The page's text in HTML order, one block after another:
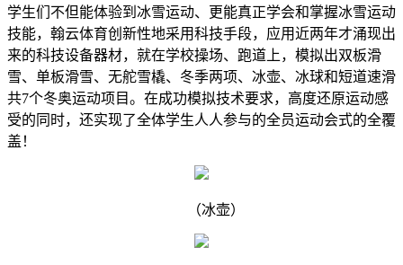
学生们不但能体验到冰雪运动、更能真正学会和掌握冰雪运动
技能，翰云体育创新性地采用科技手段，应用近两年才涌现出
来的科技设备器材，就在学校操场、跑道上，模拟出双板滑
雪、单板滑雪、无舵雪橇、冬季两项、冰壶、冰球和短道速滑
共7个冬奥运动项目。在成功模拟技术要求，高度还原运动感
受的同时，还实现了全体学生人人参与的全员运动会式的全覆
盖！
（冰壶）